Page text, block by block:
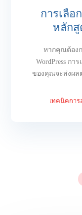
การเลือ
หลัก
เทคนิคการ
หากคุณต้อง
WordPress ก
ของคุณจะส่งผล